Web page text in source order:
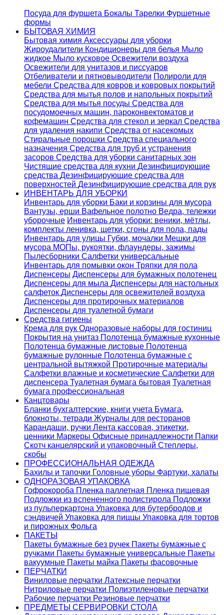
Посуда для фуршета Бокалы Тарелки Фуршетные
формы
БЫТОВАЯ ХИМИЯ
Бытовая химия Аксессуары для уборки
Жироудалители Кондиционеры для белья Мыло
жидкое Мыло кусковое Освежители воздуха
Освежители для унитазов и писсуаров
Отбеливатели и пятновыводители Полироли для
мебели Средства для ковров и ковровых покрытий
Средства для мытья полов и напольных покрытий
Средства для мытья посуды Средства для
посудомоечных машин, пароконвектоматов и
кофемашин Средства для стекол и зеркал Средства
для удаления накипи Средства от насекомых
Стиральные порошки Cредства специального
назначения Средства для труб и устранения
засоров Средства для уборки санитарных зон
Чистящие средства для кухни Дезинфицирующие
средства Дезинфицирующие средства для
поверхностей Дезинфицирующие средства для рук
ИНВЕНТАРЬ ДЛЯ УБОРКИ
Инвентарь для уборки Баки и корзины для мусора
Вантузы, ерши Вафельное полотно Ведра, тележки
уборочные Инвентарь для уборки: веники, мётлы,
комплекты ленивка, щетки, сгоны для пола, пады
Инвентарь для улицы Губки, мочалки Мешки для
мусора МОПы, рукоятки, флаундеры, зажимы
Пылесборники Салфетки универсальные
Инвентарь для помывки окон Тряпки для пола
Диспенсеры Диспенсеры для бумажных полотенец
Диспенсеры для мыла Диспенсеры для настольных
салфеток Диспенсеры для освежителей воздуха
Диспенсеры для протирочных материалов
Диспенсеры для туалетной бумаги
Средства гигиены
Крема для рук Одноразовые наборы для гостиниц
Покрытия на унитаз Полотенца бумажные кухонные
Полотенца бумажные листовые Полотенца
бумажные рулонные Полотенца бумажные с
центральной вытяжкой Протирочные материалы
Салфетки влажные и косметические Салфетки для
диспенсера Туалетная бумага бытовая Туалетная
бумага профессиональная
Канцтовары
Бланки бухгалтерские, книги учета Бумага,
блокноты, тетради Журналы для ресторанов
Карандаши, ручки Лента кассовая, этикетки,
ценники Маркеры Офисные принадлежности Папки
Скотч канцелярский и упаковочный Степлеры,
скобы
ПРОФЕССИОНАЛЬНАЯ ОДЕЖДА
Бахилы и тапочки Головные уборы Фартуки, халаты
ОДНОРАЗОВАЯ УПАКОВКА
Гофрокороба Пленка паллетная Пленка пищевая
Подложки из вспененного полистирола Подложки
из пульперкартона Упаковка для бутербродов и
сэндвичей Упаковка для пиццы Упаковка для тортов
и пирожных Фольга
ПАКЕТЫ
Пакеты бумажные без ручек Пакеты бумажные с
ручками Пакеты бумажные универсальные Пакеты
вакуумные Пакеты майка Пакеты фасовочные
ПЕРЧАТКИ
Виниловые перчатки Латексные перчатки
Нитриловые перчатки Полиэтиленовые перчатки
Рабочие перчатки Резиновые перчатки
ПРЕДМЕТЫ СЕРВИРОВКИ СТОЛА